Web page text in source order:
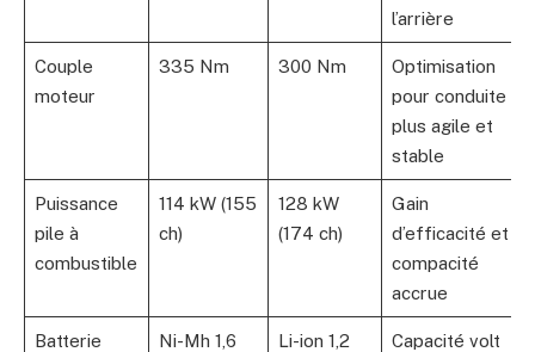
l’arrière
Couple
moteur
335 Nm 300 Nm
Optimisation
pour conduite
plus agile et
stable
Puissance
pile à
combustible
114 kW (155
ch)
128 kW
(174 ch)
Gain
d’efficacité et
compacité
accrue
Batterie
Ni-Mh 1,6
Li-ion 1,2
Capacité volt